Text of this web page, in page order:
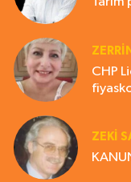
CHP
ZEKI